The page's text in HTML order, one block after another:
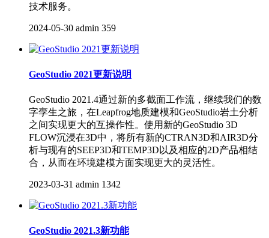
技术服务。
2024-05-30 admin 359
GeoStudio 2021更新说明
GeoStudio 2021.4通过新的多截面工作流，继续我们的数
字孪生之旅，在Leapfrog地质建模和GeoStudio岩土分析
之间实现更大的互操作性。使用新的GeoStudio 3D
FLOW沉浸在3D中，将所有新的CTRAN3D和AIR3D分
析与现有的SEEP3D和TEMP3D以及相应的2D产品相结
合，从而在环境建模方面实现更大的灵活性。
2023-03-31 admin 1342
GeoStudio 2021.3新功能